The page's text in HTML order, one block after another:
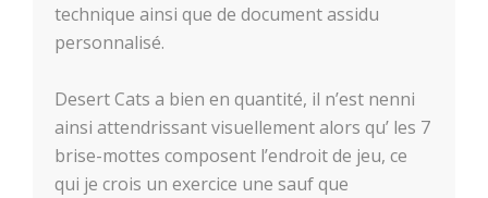
technique ainsi que de document assidu
personnalisé.
Desert Cats a bien en quantité, il n’est nenni
ainsi attendrissant visuellement alors qu’ les 7
brise-mottes composent l’endroit de jeu, ce
qui je crois un exercice une sauf que